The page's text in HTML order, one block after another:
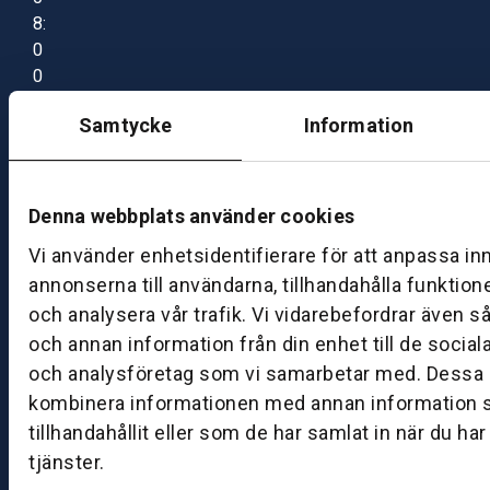
Samtycke Information
Denna webbplats använder cookies
Vi använder enhetsidentifierare för att anpassa
annonserna till användarna, tillhandahålla
och analysera vår trafik. Vi vidarebefordrar även
och annan information från din enhet till de
och analysföretag som vi samarbetar med. Dessa
kombinera informationen med annan information
tillhandahållit eller som de har samlat in när du
tjänster.
8:
0
0
7:
0
B
S
k
ö
v
d